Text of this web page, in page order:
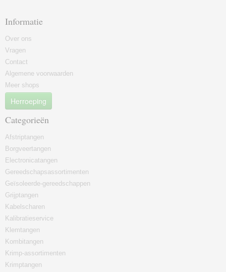
Informatie
Over ons
Vragen
Contact
Algemene voorwaarden
Meer shops
Herroeping
Categorieën
Afstriptangen
Borgveertangen
Electronicatangen
Gereedschapsassortimenten
Geïsoleerde-gereedschappen
Grijptangen
Kabelscharen
Kalibratieservice
Klemtangen
Kombitangen
Krimp-assortimenten
Krimptangen